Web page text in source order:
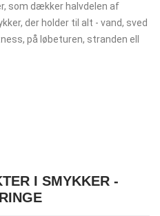
som dækker halvdelen af
der holder til alt - vand, sved
på løbeturen, stranden ell
I SMYKKER -